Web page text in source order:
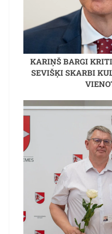
KARIŅŠ BARGI
SEVIŠĶI SKARBI